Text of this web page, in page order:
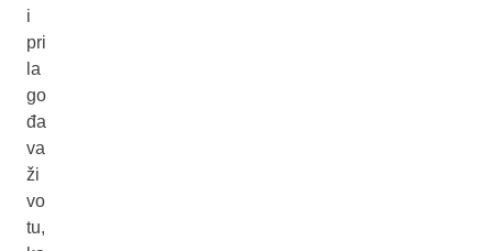
i
pri
la
go
đa
va
ži
vo
tu,